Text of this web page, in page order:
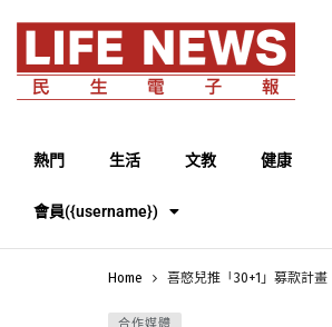
熱門 生活 文教 健康
會員({username})
Home 喜憨兒推「30+1」募款計
合作媒體